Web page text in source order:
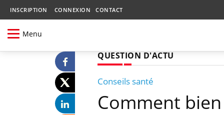
INSCRIPTION CONNEXION CONTACT
Menu
QUESTION D'ACTU
Conseils santé
Comment